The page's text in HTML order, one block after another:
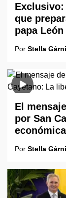
que
papa León
Por Stella
El
por San
Por Stella